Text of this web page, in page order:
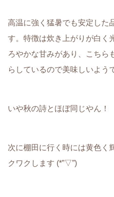
高温に強く猛暑でも安定した
す。特徴は炊き上がりが白く
ろやかな甘みがあり、こちら
らしているので美味しいよう
いや秋の詩とほぼ同じやん！
次に棚田に行く時には黄色く
クワクします (*”▽”)